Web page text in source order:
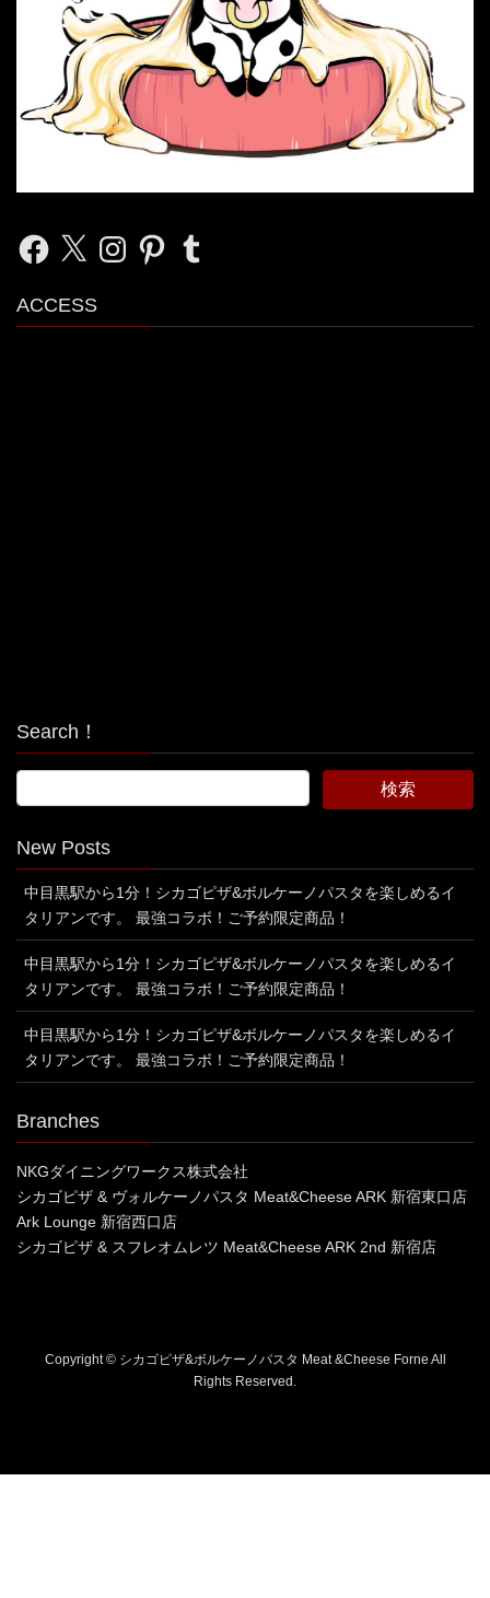
Facebook
X InstagramPinterestTumblr
ACCESS
Search！
New Posts
中目黒駅から1分！シカゴピザ&ボルケーノパスタを楽しめるイ
タリアンです。 最強コラボ！ご予約限定商品！
中目黒駅から1分！シカゴピザ&ボルケーノパスタを楽しめるイ
タリアンです。 最強コラボ！ご予約限定商品！
中目黒駅から1分！シカゴピザ&ボルケーノパスタを楽しめるイ
タリアンです。 最強コラボ！ご予約限定商品！
Branches
NKGダイニングワークス株式会社
シカゴピザ & ヴォルケーノパスタ Meat&Cheese ARK 新宿東口店
Ark Lounge 新宿西口店
シカゴピザ & スフレオムレツ Meat&Cheese ARK 2nd 新宿店
Copyright © シカゴピザ&ボルケーノパスタ Meat &Cheese Forne All
Rights Reserved.